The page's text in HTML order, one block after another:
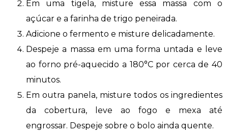
Em uma tigela, misture essa massa com o
açúcar e a farinha de trigo peneirada.
Adicione o fermento e misture delicadamente.
Despeje a massa em uma forma untada e leve
ao forno pré-aquecido a 180°C por cerca de 40
minutos.
Em outra panela, misture todos os ingredientes
da cobertura, leve ao fogo e mexa até
engrossar. Despeje sobre o bolo ainda quente.